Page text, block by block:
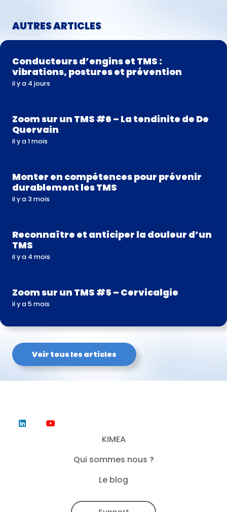
AUTRES ARTICLES
Conducteurs d’engins et TMS :
vibrations, postures et prévention
il y a 4 jours
Zoom sur un TMS #6 – La tendinite de De
Quervain
il y a 1 mois
Monter en compétences pour prévenir
durablement les TMS
il y a 3 mois
Reconnaître et anticiper la douleur d’un
TMS
il y a 4 mois
Zoom sur un TMS #5 – Cervicalgie
il y a 5 mois
Voir tous les articles
KIMEA
Qui sommes nous ?
Le blog